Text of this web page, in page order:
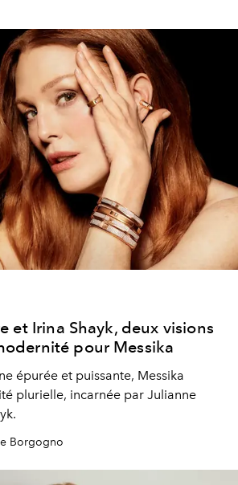
et Irina Shayk, deux visions
pour Messika
épurée et puissante, Messika
plurielle, incarnée par Julianne
Borgogno